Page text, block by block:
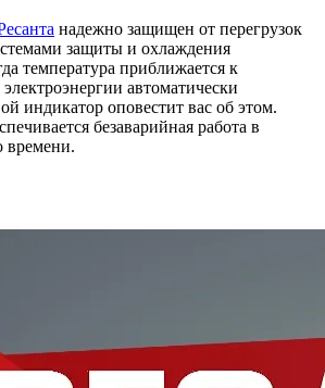
надежно защищен от перегрузок
защиты и охлаждения
температура приближается к
автоматически
индикатор оповестит вас об этом.
безаварийная работа в
времени.